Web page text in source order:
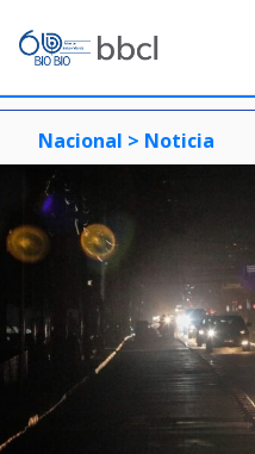
Nacional > Noticia